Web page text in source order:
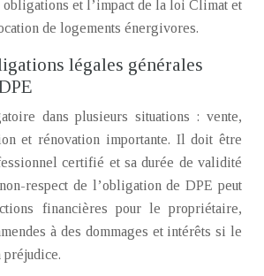
obligations et l’impact de la loi Climat et
de logements énergivores.
légales générales
dans plusieurs situations : vente,
et rénovation importante. Il doit être
certifié et sa durée de validité
respect de l’obligation de DPE peut
financières pour le propriétaire,
à des dommages et intérêts si le
préjudice.